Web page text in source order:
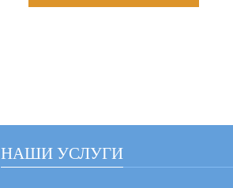
НАШИ УСЛУГИ